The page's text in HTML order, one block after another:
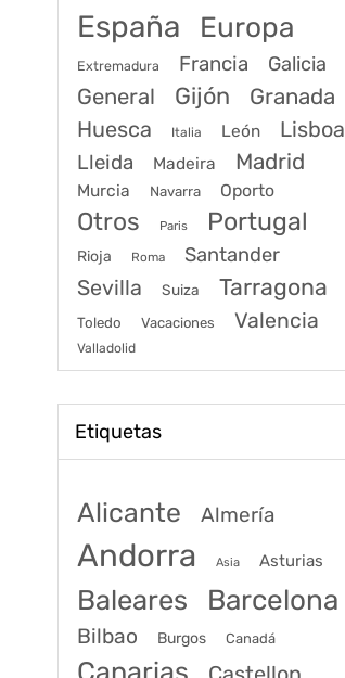
España Europa
Extremadura Francia Galicia
General Gijón
Granada
Huesca
Italia León Lisboa
Lleida Madeira Madrid
Murcia Navarra Oporto
Otros Paris Portugal
Rioja Roma Santander
Sevilla Suiza Tarragona
Toledo Vacaciones Valencia
Valladolid
Etiquetas
Alicante Almería
Andorra Asia Asturias
Baleares Barcelona
Bilbao Burgos Canadá
Canarias